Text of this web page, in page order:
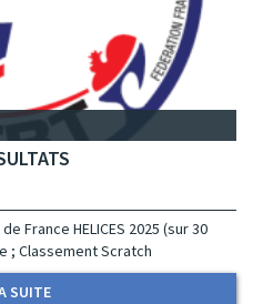
France HELICES 2025 (sur 30
; Classement Scratch
SUITE